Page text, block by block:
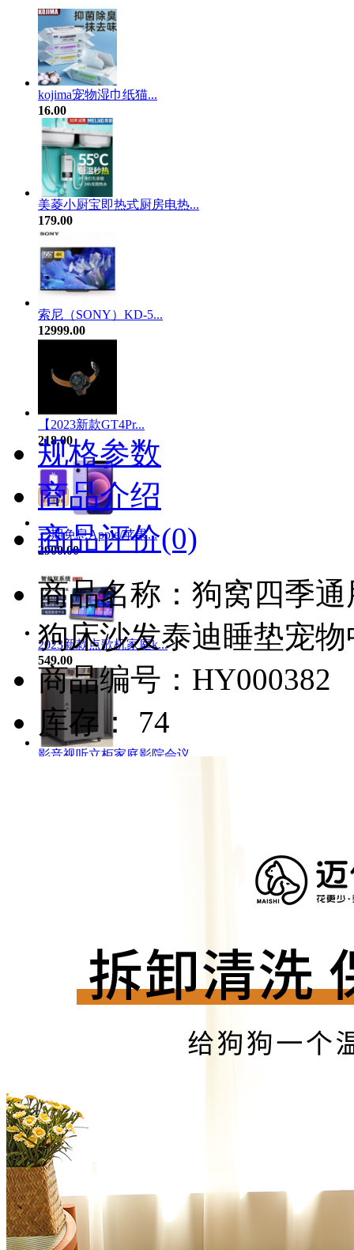
kojima宠物湿巾纸猫...
16.00
美菱小厨宝即热式厨房电热...
179.00
索尼（SONY）KD-5...
12999.00
【2023新款GT4Pr...
218.00
三期免息Apple/苹果...
2900.00
2023新款点歌机家庭k...
549.00
影音视听立柜家庭影院会议...
vivo iQOO 11...
4599.00
17.80
规格参数
商品介绍
商品评价(0)
商品名称：狗窝四季
狗床沙发泰迪睡垫宠
商品编号：HY000382
库存： 74